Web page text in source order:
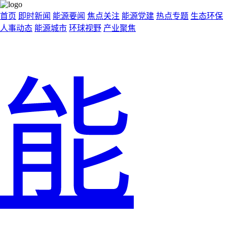
首页 即时新闻 能源要闻 焦点关注 能源党建 热点专题 生态环保
人事动态 能源城市 环球视野 产业聚焦
能